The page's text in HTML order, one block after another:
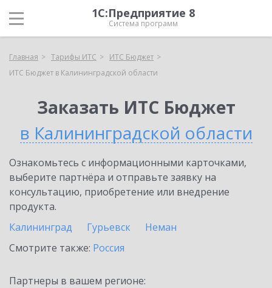
1С:Предприятие 8
Система программ
Главная Тарифы ИТС
ИТС Бюджет
ИТС Бюджет в Калининградской области
Заказать ИТС Бюджет
в Калининградской области
Ознакомьтесь с информационными карточками,
выберите партнёра и отправьте заявку на
консультацию, приобретение или внедрение
продукта.
Калининград
Гурьевск
Неман
Смотрите также: Россия
Партнеры в вашем регионе: